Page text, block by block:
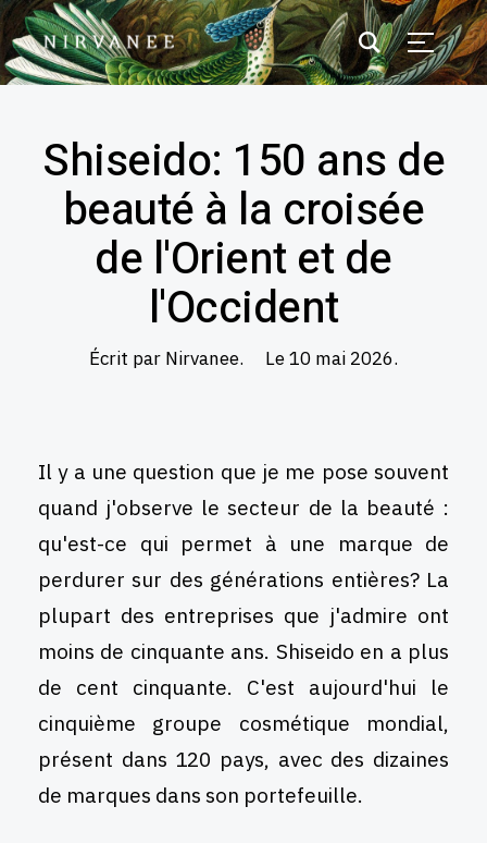
Shiseido: 150 ans de
beauté à la croisée
de l'Orient et de
l'Occident
Écrit par Nirvanee. Le 10 mai 2026.
Il y a une question que je me pose souvent
quand j'observe le secteur de la beauté :
qu'est-ce qui permet à une marque de
perdurer sur des générations entières? La
plupart des entreprises que j'admire ont
moins de cinquante ans. Shiseido en a plus
de cent cinquante. C'est aujourd'hui le
cinquième groupe cosmétique mondial,
présent dans 120 pays, avec des dizaines
de marques dans son portefeuille.